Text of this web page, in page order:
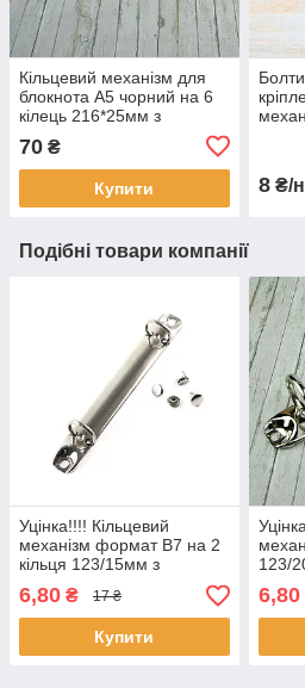
Кільцевий механізм для
блокнота А5 чорний на 6
кілець 216*25мм з
70 ₴
Купити
Болти
8₴/
Подібні товари компанії
Уцінка!!!! Кільцевий
механізм формат В7 на 2
кільця 123/15мм з
кріпленням (невеликі
вм'ятини) KMB049
6,80 ₴ 17 ₴
Купити
123/
6,80